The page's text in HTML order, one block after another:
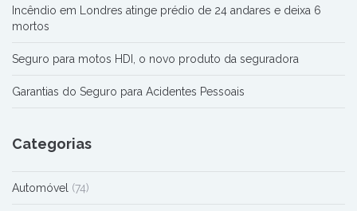
Incêndio em Londres atinge prédio de 24 andares e deixa 6
mortos
Seguro para motos HDI, o novo produto da seguradora
Garantias do Seguro para Acidentes Pessoais
Categorias
Automóvel (74)